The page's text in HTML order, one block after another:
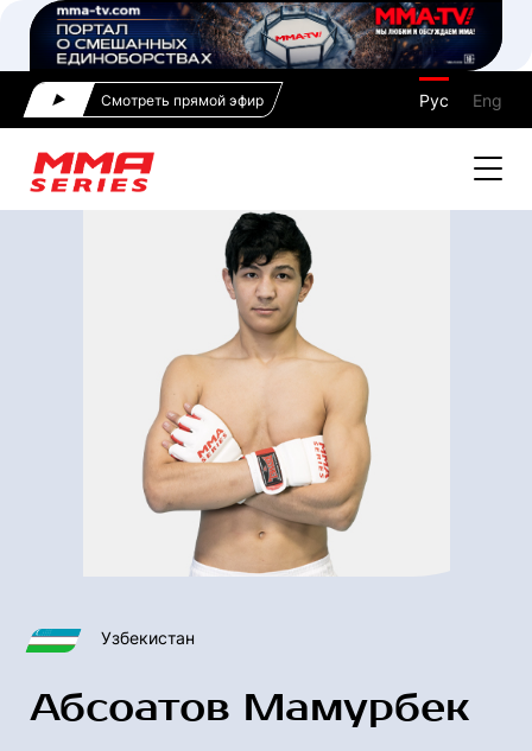
Смотреть прямой эфир Рус Eng
Узбекистан
Абсоатов Мамурбек